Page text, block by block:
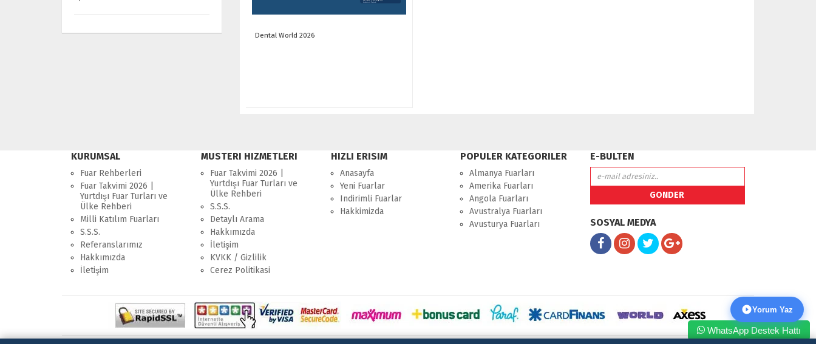
Dental World 2026
KURUMSAL
Fuar Rehberleri
Fuar Takvimi 2026 |
Yurtdışı Fuar Turları ve
Ülke Rehberi
Milli Katılım Fuarları
S.S.S.
Referanslarımız
Hakkımızda
İletişim
MUSTERI HIZMETLERI
Fuar Takvimi 2026 |
Yurtdışı Fuar Turları ve
Ülke Rehberi
S.S.S.
Detaylı Arama
Hakkımızda
İletişim
KVKK / Gizlilik
Cerez Politikasi
HIZLI ERISIM
Anasayfa
Yeni Fuarlar
Indirimli Fuarlar
Hakkimizda
POPULER KATEGORILER
Almanya Fuarları
Amerika Fuarları
Angola Fuarları
Avustralya Fuarları
Avusturya Fuarları
E-BULTEN
SOSYAL MEDYA
WhatsApp Destek Hattı
Yorum Yaz